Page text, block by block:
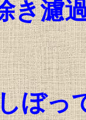
き濾
ぼっ